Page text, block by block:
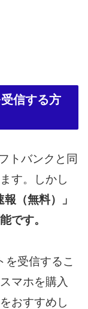
信する方
トバンクと同
す。しかし
（無料）」
です。
を受信するこ
マホを購入
おすすめし